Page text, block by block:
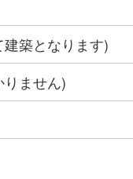
築となります)
ません)